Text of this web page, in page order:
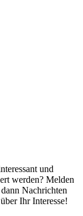
und
werden? Melden
Nachrichten
Ihr Interesse!